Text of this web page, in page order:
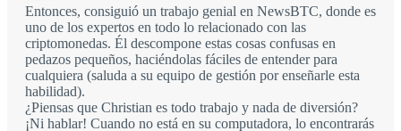
Entonces, consiguió un trabajo genial en NewsBTC, donde es
uno de los expertos en todo lo relacionado con las
criptomonedas. Él descompone estas cosas confusas en
pedazos pequeños, haciéndolas fáciles de entender para
cualquiera (saluda a su equipo de gestión por enseñarle esta
habilidad).
¿Piensas que Christian es todo trabajo y nada de diversión?
¡Ni hablar! Cuando no está en su computadora, lo encontrarás